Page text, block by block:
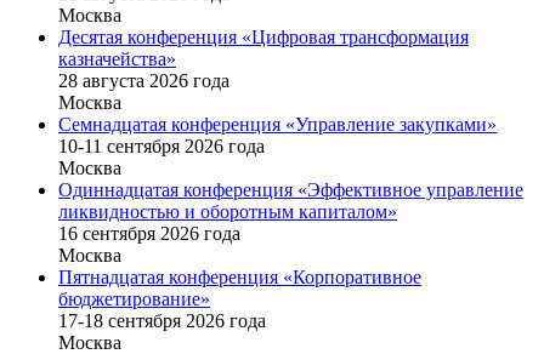
Москва
Десятая конференция «Цифровая трансформация
казначейства»
28 августа 2026 года
Москва
Семнадцатая конференция «Управление закупками»
10-11 сентября 2026 года
Москва
Одиннадцатая конференция «Эффективное управление
ликвидностью и оборотным капиталом»
16 cентября 2026 года
Москва
Пятнадцатая конференция «Корпоративное
бюджетирование»
17-18 сентября 2026 года
Москва